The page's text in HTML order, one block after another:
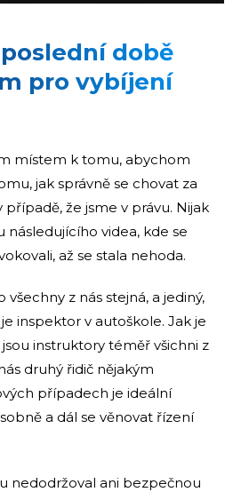
době
pro vybíjení
místem k tomu, abychom
jak správně se chovat za
že jsme v právu. Nijak
videa, kde se
až se stala nehoda.
všechny z nás stejná, a jediný,
inspektor v autoškole. Jak je
instruktory téměř všichni z
druhý řidič nějakým
případech je ideální
a dál se věnovat řízení
nedodržoval ani bezpečnou